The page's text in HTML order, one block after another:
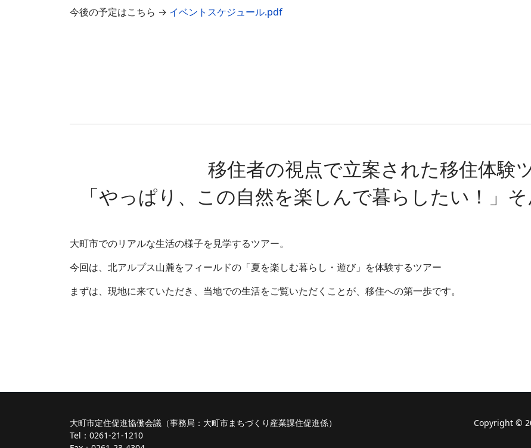
今後の予定はこちら → イベントスケジュール.pdf
移住者の視点で立案された移住体験ツ
「やっぱり、この自然を楽しんで暮らしたい！」
大町市でのリアルな生活の様子を見学するツアー。
今回は、北アルプス山麓をフィールドの「夏を楽しむ暮らし・遊び」を体験するツアー
まずは、現地に来ていただき、当地での生活をご覧いただくことが、移住への第一歩です。
大町市定住促進協働会議（事務局：大町市まちづくり産業課住促進係）
Tel：0261-21-1210
Copyright ©